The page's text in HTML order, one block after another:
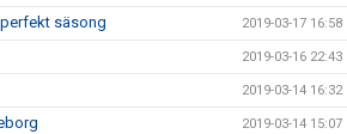
säsong 2019-03-17 16:58
2019-03-16 22:43
2019-03-14 16:32
2019-03-14 15:07